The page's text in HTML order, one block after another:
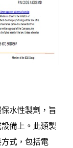
水性製劑，旨
備上。此類製
式，包括電